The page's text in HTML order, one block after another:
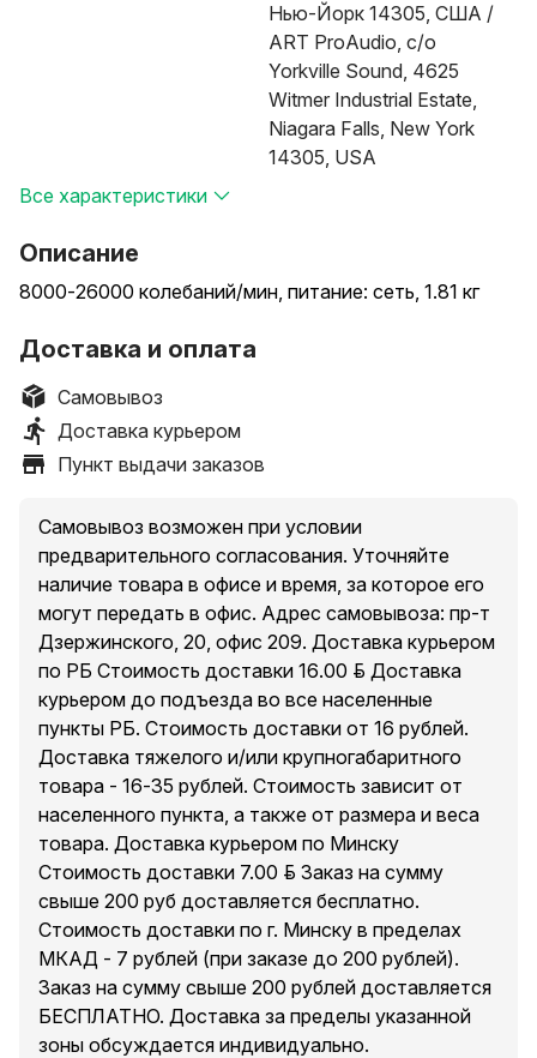
Нью-Йорк 14305, США /
ART ProAudio, c/o
Yorkville Sound, 4625
Witmer Industrial Estate,
Niagara Falls, New York
14305, USA
Все характеристики
Описание
8000-26000 колебаний/мин, питание: сеть, 1.81 кг
Доставка и оплата
Самовывоз
Доставка курьером
Пункт выдачи заказов
Самовывоз возможен при условии
предварительного согласования. Уточняйте
наличие товара в офисе и время, за которое его
могут передать в офис. Адрес самовывоза: пр-т
Дзержинского, 20, офис 209. Доставка курьером
по РБ Стоимость доставки 16.00 руб. Доставка
курьером до подъезда во все населенные
пункты РБ. Стоимость доставки от 16 рублей.
Доставка тяжелого и/или крупногабаритного
товара - 16-35 рублей. Стоимость зависит от
населенного пункта, а также от размера и веса
товара. Доставка курьером по Минску
Стоимость доставки 7.00 руб. Заказ на сумму
свыше 200 руб доставляется бесплатно.
Стоимость доставки по г. Минску в пределах
МКАД - 7 рублей (при заказе до 200 рублей).
Заказ на сумму свыше 200 рублей доставляется
БЕСПЛАТНО. Доставка за пределы указанной
зоны обсуждается индивидуально.